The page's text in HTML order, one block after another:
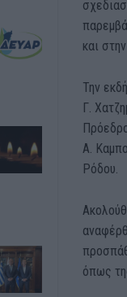
και
Την
Γ.
Α.
Ρόδου.
όπως